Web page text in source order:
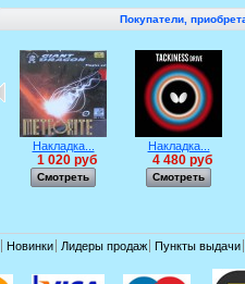
Покупатели,
Накладка...
1 020 руб
Смотреть
Накладка...
4 480 руб
Смотреть
Новинки Лидеры продаж Пункты выдачи